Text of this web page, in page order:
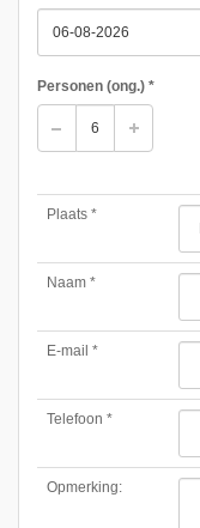
Personen (ong.) *
Plaats *
Naam *
E-mail *
Telefoon *
Opmerking: